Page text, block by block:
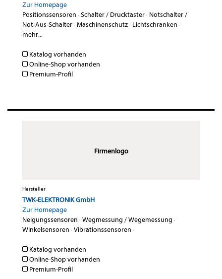
Zur Homepage
Positionssensoren ·Schalter / Drucktaster· Notschalter /
Not-Aus-Schalter·Maschinenschutz· Lichtschranken ·
mehr...
Katalog vorhanden
Online-Shop vorhanden
Premium-Profil
Firmenlogo
Hersteller
TWK-ELEKTRONIK GmbH
Zur Homepage
Neigungssensoren ·Wegmessung / Wegemessung ·
Winkelsensoren ·Vibrationssensoren ·
Katalog vorhanden
Online-Shop vorhanden
Premium-Profil